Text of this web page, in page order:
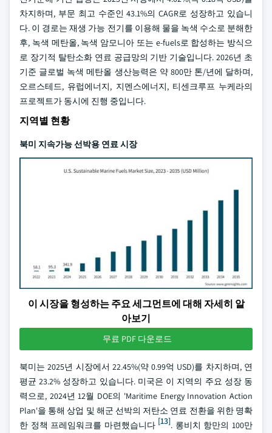
차지하며, 부문 최고 수준인 43.1%의 CAGR로 성장하고 있습니
다. 이 경로는 재생 가능 전기를 이용해 물을 녹색 수소로 분해한
후, 녹색 메탄올, 녹색 암모니아 또는 e-fuels로 합성하는 방식으
로 장기적 탈탄소화 연료 공급망의 기반 기술입니다. 2026년 초
기준 글로벌 녹색 메탄올 생산능력은 약 800만 톤/년에 달하며,
오르스테드, 유럽에너지, 지멘스에너지, 티센크루프 누케라의
프로젝트가 동시에 진행 중입니다.
지역별 현황
북미 지속가능 선박용 연료 시장
이 시장을 형성하는 주요 세그먼트에 대해 자세히 알
아보기
무료 PDF 다운로드
북미는 2025년 시장에서 22.45%(약 0.99억 USD)를 차지하며, 연
평균 23.2% 성장하고 있습니다. 미국은 이 지역의 주요 성장 동
력으로, 2024년 12월 DOE의 'Maritime Energy Innovation Action
Plan'을 통해 상업 및 해군 선박의 저탄소 연료 전환을 위한 명확
한 정책 프레임워크를 마련했습니다 [13]. 롱비치 항만의 100만